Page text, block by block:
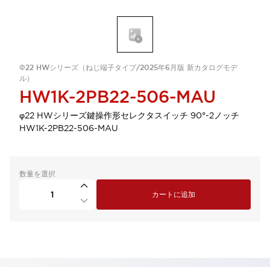
Φ22 HWシリーズ（ねじ端子タイプ/2025年6月版 新カタログモデ
ル）
HW1K-2PB22-506-MAU
φ22 HWシリーズ鍵操作形セレクタスイッチ 90°-2ノッチ
HW1K-2PB22-506-MAU
数量を選択
カートに追加